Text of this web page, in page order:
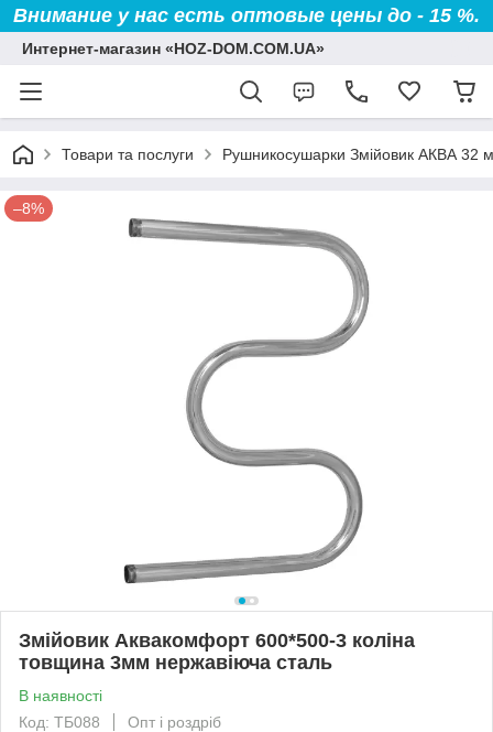
Внимание у нас есть оптовые цены до - 15 %.
Интернет-магазин «HOZ-DOM.COM.UA»
Товари та послуги Рушникосушарки Змійовик АКВА 32
–8%
Змійовик Аквакомфорт 600*500-3 коліна
товщина 3мм нержавіюча сталь
В наявності
Код: ТБ088
Опт і роздріб